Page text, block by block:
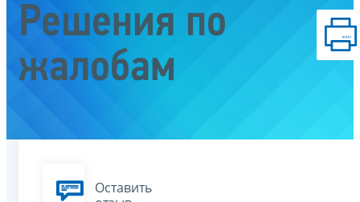
Решения по
жалобам
Оставить